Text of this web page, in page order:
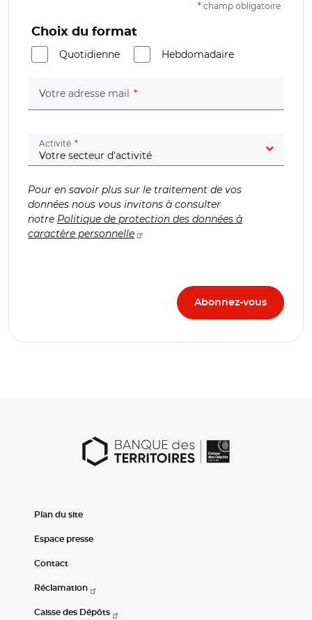
* champ obligatoire
Choix du format
Quotidienne
Hebdomadaire
Votre adresse mail (champ obligatoire)
Activité (champ obligatoire)
Pour en savoir plus sur le traitement de vos
données nous vous invitons à consulter
notre Politique de protection des données à
caractère personnelle
Plan du site
Espace presse
Contact
Réclamation
Caisse des Dépôts